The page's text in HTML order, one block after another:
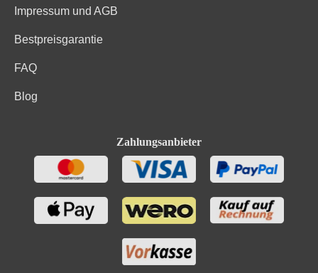
Impressum und AGB
Bestpreisgarantie
FAQ
Blog
Zahlungsanbieter